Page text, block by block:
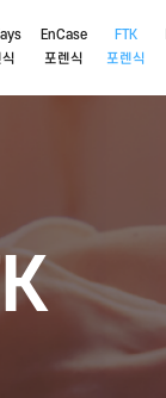
EnCase
포렌식
FTK
포렌식